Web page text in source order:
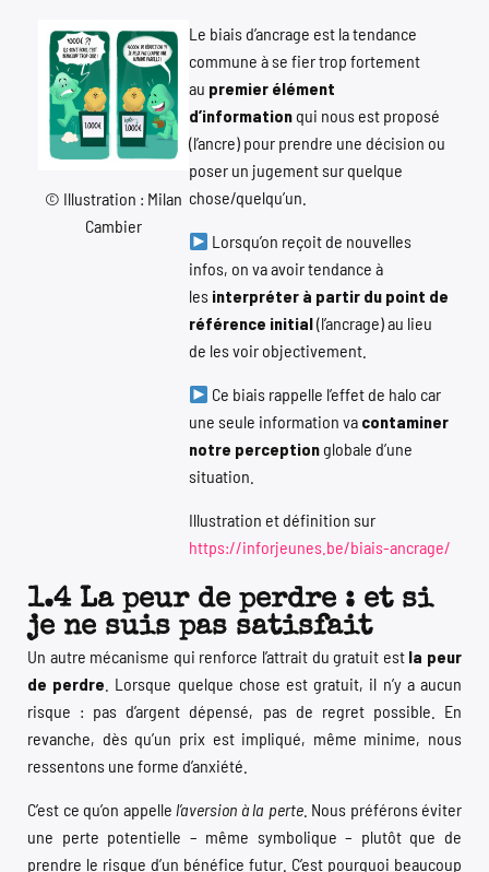
© Illustration : Milan
Cambier
Le biais d’ancrage est la tendance
commune à se fier trop fortement
au premier élément
d’informationqui nous est proposé
(l’ancre) pour prendre une décision ou
poser un jugement sur quelque
chose/quelqu’un.
Lorsqu’on reçoit de nouvelles
infos, on va avoir tendance à
les interpréter à partir du point de
référence initial(l’ancrage) au lieu
de les voir objectivement.
Ce biais rappelle l’effet de halo car
une seule information va contaminer
notre perceptionglobale d’une
situation.
Illustration et définition sur
https://inforjeunes.be/biais-ancrage/
1.4 La peur de perdre : et si
je ne suis pas satisfait
Un autre mécanisme qui renforce l’attrait du gratuit est la peur
de perdre . Lorsque quelque chose est gratuit, il n’y a aucun
risque : pas d’argent dépensé, pas de regret possible. En
revanche, dès qu’un prix est impliqué, même minime, nous
ressentons une forme d’anxiété.
C’est ce qu’on appelle l’aversion à la perte. Nous préférons éviter
une perte potentielle – même symbolique – plutôt que de
prendre le risque d’un bénéfice futur. C’est pourquoi beaucoup